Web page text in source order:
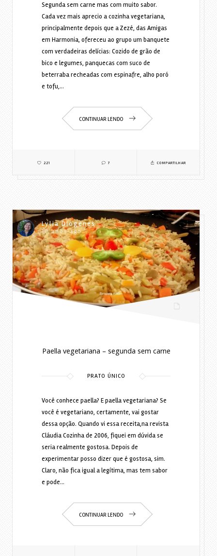
Segunda sem carne mas com muito sabor.
Cada vez mais aprecio a cozinha vegetariana,
principalmente depois que a Zezé, das Amigas
em Harmonia, ofereceu ao grupo um banquete
com verdadeiras delícias: Cozido de grão de
bico e legumes, panquecas com suco de
beterraba recheadas com espinafre, alho poró
e tofu,…
CONTINUAR LENDO
221 7 COMPARTILHAR
Lylia Diogenes
10 anos ago
Paella vegetariana – segunda sem carne
PRATO ÚNICO
Você conhece paella? E paella vegetariana? Se
você é vegetariano, certamente, vai gostar
dessa opção. Quando vi essa receita,na revista
Cláudia Cozinha de 2006, fiquei em dúvida se
seria realmente gostosa. Depois de
experimentar posso dizer que é gostosa, sim.
Claro, não fica igual a legítima, mas tem sabor
e pode…
CONTINUAR LENDO